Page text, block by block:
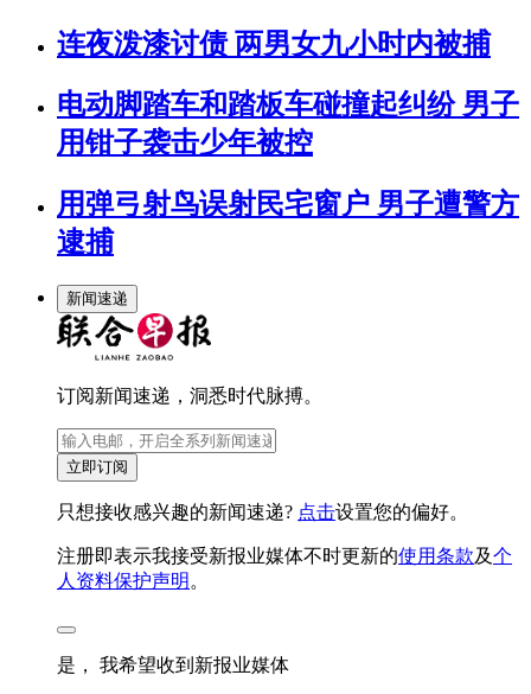
连夜泼漆讨债 两男女九小时内被捕
电动脚踏车和踏板车碰撞起纠纷 男子
用钳子袭击少年被控
用弹弓射鸟误射民宅窗户 男子遭警方
逮捕
新闻速递
订阅新闻速递，洞悉时代脉搏。
立即订阅
只想接收感兴趣的新闻速递? 点击设置您的偏好。
注册即表示我接受新报业媒体不时更新的使用条款及个
人资料保护声明 。
是， 我希望收到新报业媒体